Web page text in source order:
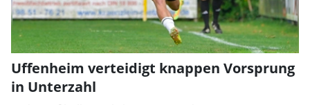
Uffenheim verteidigt knappen Vorsprung
in Unterzahl